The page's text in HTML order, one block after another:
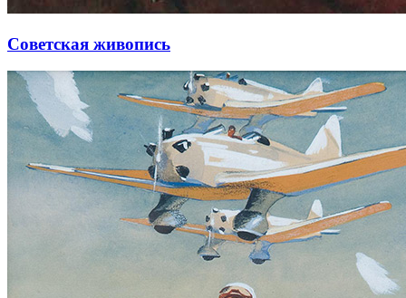
Советская живопись